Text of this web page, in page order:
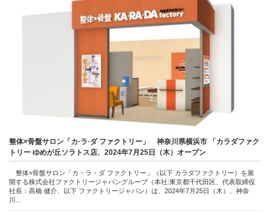
整体×骨盤サロン「カ·ラ·ダ ファクトリー」 神奈川県横浜市 「カラダファク
トリー ゆめが丘ソラトス店、2024年7月25日（木）オープン
整体×骨盤サロン「カ・ラ・ダ ファクトリー」（以下 カラダファクトリー）を展
開する株式会社ファクトリージャパングループ（本社:東京都千代田区、代表取締役
社長：髙橋 健介、以下 ファクトリージャパン）は、2024年7月25日（木）、神奈
川...